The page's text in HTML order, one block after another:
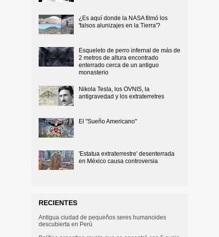
¿Es aquí donde la NASA filmó los
'falsos alunizajes en la Tierra'?
Esqueleto de perro infernal de más de
2 metros de altura encontrado
enterrado cerca de un antiguo
monasterio
Nikola Tesla, los OVNIS, la
antigravedad y los extraterretres
El "Sueño Americano"
'Estatua extraterrestre' desenterrada
en México causa controversia
RECIENTES
Antigua ciudad de pequeños seres humanoides
descubierta en Perú